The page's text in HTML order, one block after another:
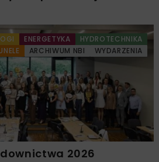
ENERGETYKA
HYDROTECHNIKA
ARCHIWUM NBI WYDARZENIA
2026